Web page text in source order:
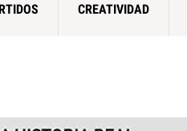
CREATIVIDAD